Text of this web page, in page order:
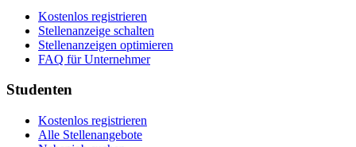
Kostenlos registrieren
Stellenanzeige schalten
Stellenanzeigen optimieren
FAQ für Unternehmer
Studenten
Kostenlos registrieren
Alle Stellenangebote